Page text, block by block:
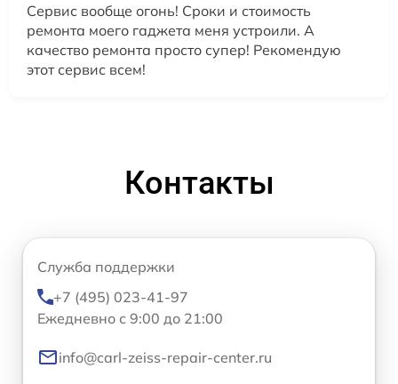
Сервис вообще огонь! Сроки и стоимость
ремонта моего гаджета меня устроили. А
качество ремонта просто супер! Рекомендую
этот сервис всем!
Контакты
Служба поддержки
+7 (495) 023-41-97
Ежедневно с 9:00 до 21:00
info@carl-zeiss-repair-center.ru